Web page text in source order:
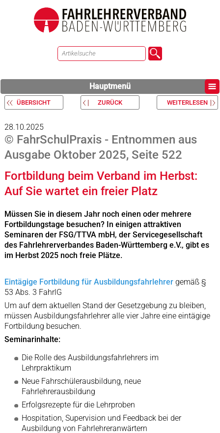
Hauptmenü
ÜBERSICHT ZURÜCK WEITERLESEN
28.10.2025
© FahrSchulPraxis - Entnommen aus
Ausgabe Oktober 2025, Seite 522
Fortbildung beim Verband im Herbst:
Auf Sie wartet ein freier Platz
Müssen Sie in diesem Jahr noch einen oder mehrere
Fortbildungstage besuchen? In einigen attraktiven
Seminaren der FSG/TTVA mbH, der Servicegesellschaft
des Fahrlehrerverbandes Baden-Württemberg e.V., gibt es
im Herbst 2025 noch freie Plätze.
Eintägige Fortbildung für Ausbildungsfahrlehrergemäß §
53 Abs. 3 FahrlG
Um auf dem aktuellen Stand der Gesetzgebung zu bleiben,
müssen Ausbildungsfahrlehrer alle vier Jahre eine eintägige
Fortbildung besuchen.
Seminarinhalte:
Die Rolle des Ausbildungsfahrlehrers im
Lehrpraktikum
Neue Fahrschülerausbildung, neue
Fahrlehrerausbildung
Erfolgsrezepte für die Lehrproben
Hospitation, Supervision und Feedback bei der
Ausbildung von Fahrlehreranwärtern